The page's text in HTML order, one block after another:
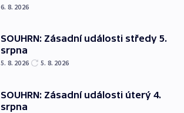
6. 8. 2026
SOUHRN: Zásadní události středy 5.
srpna
5. 8. 2026 5. 8. 2026
SOUHRN: Zásadní události úterý 4.
srpna